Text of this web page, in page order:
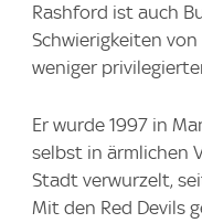
Rashford ist auch
Schwierigkeiten
weniger
Er wurde 1997 in
selbst in ärmlichen
Stadt verwurzelt,
Mit den Red Devils